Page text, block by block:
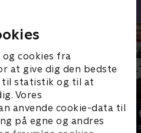
og cookies fra
at give dig den bedste
til statistik og til at
Vores
anvende cookie-data til
på egne og andres
Bert (dansk
Komedie • 1